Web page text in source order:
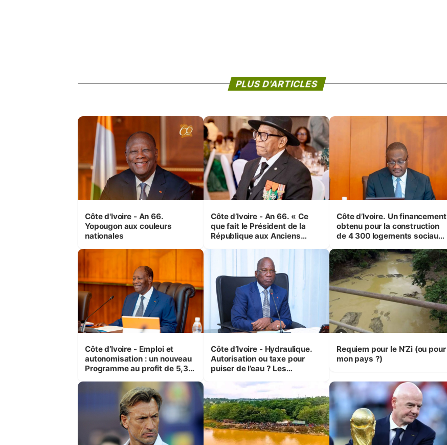
PLUS D'ARTICLES
Côte d'Ivoire - An 66.
Yopougon aux couleurs
nationales
Côte d’Ivoire - An 66. « Ce
que fait le Président de la
République aux Anciens
(Cne Yassoungo Koné ®)
Côte d’Ivoire. Un financement
obtenu pour la construction
de 4 300 logements sociaux
Bouaké et Yamoussoukro
Côte d’Ivoire - Emploi et
autonomisation : un nouveau
Programme au profit de 5,3
Côte d’Ivoire - Hydraulique.
Autorisation ou taxe pour
puiser de l’eau ? Les
Requiem pour le N’Zi (ou pour
mon pays ?)